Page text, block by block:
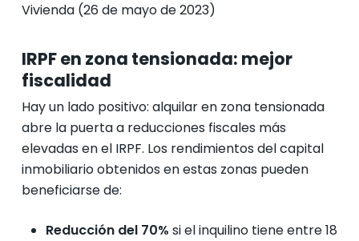
Vivienda (26 de mayo de 2023)
IRPF en zona tensionada: mejor
fiscalidad
Hay un lado positivo: alquilar en zona tensionada
abre la puerta a reducciones fiscales más
elevadas en el IRPF. Los rendimientos del capital
inmobiliario obtenidos en estas zonas pueden
beneficiarse de:
Reducción del 70% si el inquilino tiene entre 18